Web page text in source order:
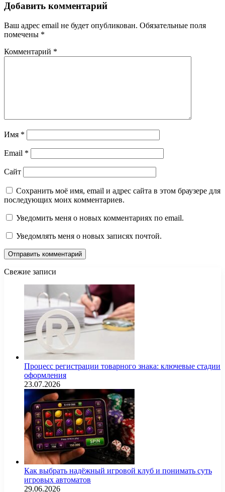
Добавить комментарий
Ваш адрес email не будет опубликован. Обязательные поля
помечены *
Комментарий *
Имя *
Email *
Сайт
Сохранить моё имя, email и адрес сайта в этом браузере для
последующих моих комментариев.
Уведомить меня о новых комментариях по email.
Уведомлять меня о новых записях почтой.
Свежие записи
Процесс регистрации товарного знака: ключевые стадии
оформления
23.07.2026
Как выбрать надёжный игровой клуб и понимать суть
игровых автоматов
29.06.2026